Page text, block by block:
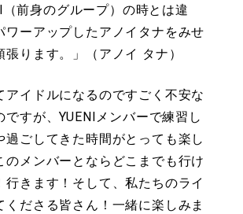
（前身のグループ）の時とは違
ワーアップしたアノイタナをみせ
張ります。」（アノイ タナ）
アイドルになるのですごく不安な
ですが、YUENIメンバーで練習し
過ごしてきた時間がとっても楽し
のメンバーとならどこまでも行け
行きます！そして、私たちのライ
くださる皆さん！一緒に楽しみま